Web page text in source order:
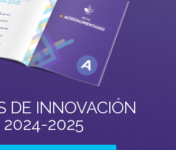
DE INNOVACIÓN
2024-2025